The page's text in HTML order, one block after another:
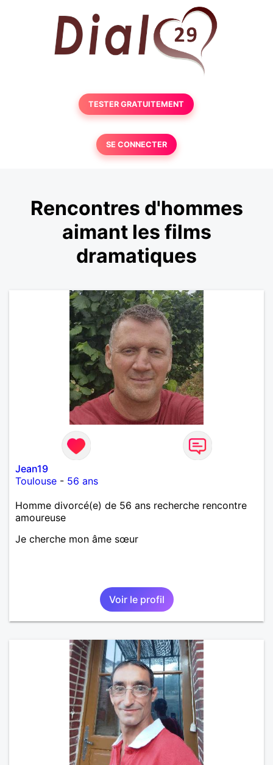
TESTER GRATUITEMENT
SE CONNECTER
Rencontres d'hommes
aimant les films
dramatiques
Jean19
Toulouse - 56 ans
Homme divorcé(e) de 56 ans recherche rencontre
amoureuse
Je cherche mon âme sœur
Voir le profil